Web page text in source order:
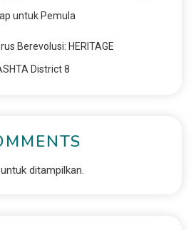
untuk Pemula
Berevolusi: HERITAGE
District 8
ditampilkan.